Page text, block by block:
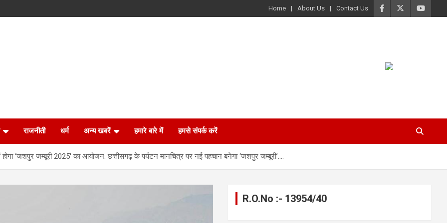
Home About Us Contact Us
राजनीती धर्म अन्य खबरें हमारे बारे में हमसे संपर्क करें
‘जशपुर जम्बूरी 2025′ का आयोजन: छत्तीसगढ़ के पर्यटन मानचित्र पर नई पहचान बनेगा ‘जशपुर जम्बूरी’….
R.O.No :- 13954/40